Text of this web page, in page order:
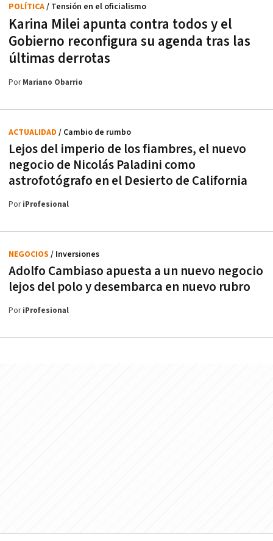
Karina Milei apunta contra todos y el
Gobierno reconfigura su agenda tras las
últimas derrotas
POLÍTICA/ Tensión en el oficialismo
PorMariano Obarrio
Lejos del imperio de los fiambres, el nuevo
negocio de Nicolás Paladini como
astrofotógrafo en el Desierto de California
ACTUALIDAD / Cambio de rumbo
PoriProfesional
Adolfo Cambiaso apuesta a un nuevo negocio
lejos del polo y desembarca en nuevo rubro
NEGOCIOS / Inversiones
PoriProfesional